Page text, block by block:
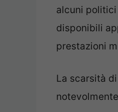
alcuni politici
disponibili
prestazioni
La scarsità